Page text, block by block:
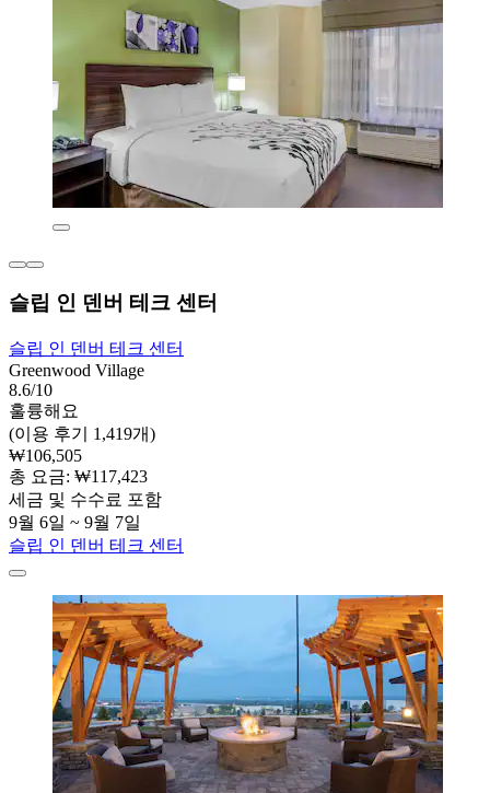
슬립 인 덴버 테크 센터
슬립 인 덴버 테크 센터
Greenwood Village
8.6/10
훌륭해요
(이용 후기 1,419개)
₩106,505
총 요금: ₩117,423
세금 및 수수료 포함
9월 6일 ~ 9월 7일
슬립 인 덴버 테크 센터